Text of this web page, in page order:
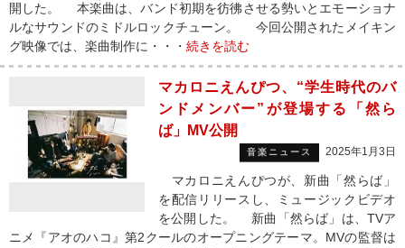
開した。 本楽曲は、バンド初期を彷彿させる勢いとエモーショナ
ルなサウンドのミドルロックチューン。 今回公開されたメイキン
グ映像では、楽曲制作に・・・ 続きを読む
マカロニえんぴつ、“学生時代のバ
ンドメンバー”が登場する「然ら
ば」MV公開
音楽ニュース 2025年1月3日
マカロニえんぴつが、新曲「然らば」
を配信リリースし、ミュージックビデオ
を公開した。 新曲「然らば」は、TVア
ニメ『アオのハコ』第2クールのオープニングテーマ。MVの監督は